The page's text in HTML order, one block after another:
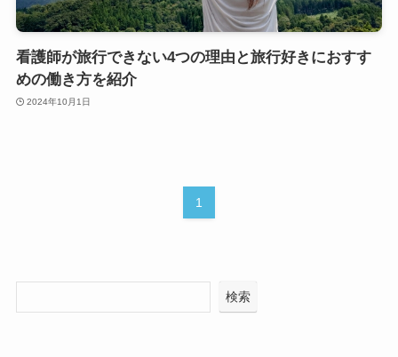
看護師が旅行できない4つの理由と旅行好きにおすす
めの働き方を紹介
2024年10月1日
1
検索